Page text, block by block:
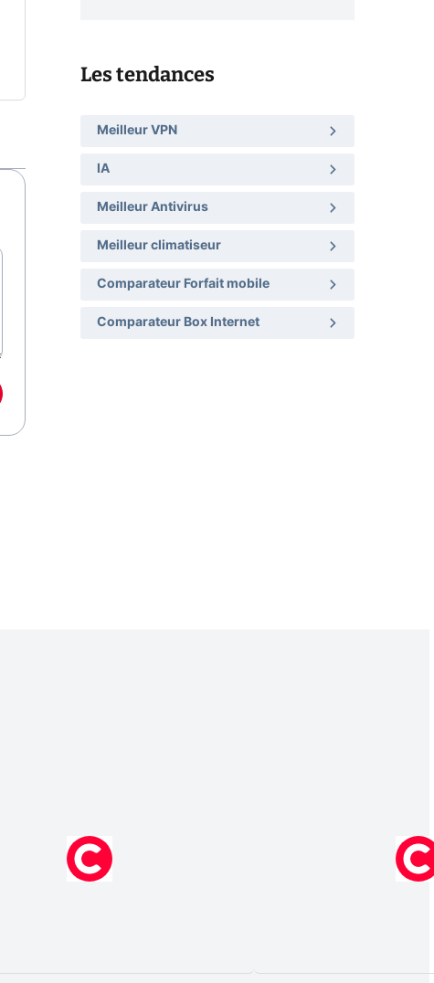
Les tendances
Meilleur VPN
IA
Meilleur Antivirus
Meilleur climatiseur
Comparateur Forfait mobile
Comparateur Box Internet